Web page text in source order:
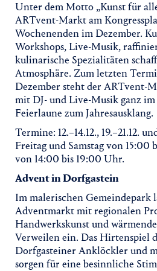
Unter dem Motto „Kunst für
ARTvent-Markt am
Wochenenden im Dezember.
Workshops, Live-Musik,
kulinarische Spezialitäten
Atmosphäre. Zum letzten
Dezember steht der ARTvent-
mit DJ- und Live-Musik ganz
Feierlaune zum Jahresausklang.
Termine: 12.–14.12., 19.–21.12.
Freitag und Samstag von 15:00
von 14:00 bis 19:00 Uhr.
Advent in Dorfgastein
Im malerischen Gemeindepark
Adventmarkt mit regionalen
Handwerkskunst und
Verweilen ein. Das Hirtenspiel
Dorfgasteiner Anklöckler und
sorgen für eine besinnliche